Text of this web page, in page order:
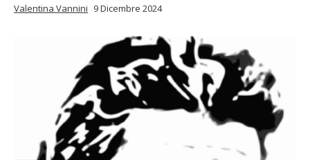
Valentina Vannini 9 Dicembre 2024